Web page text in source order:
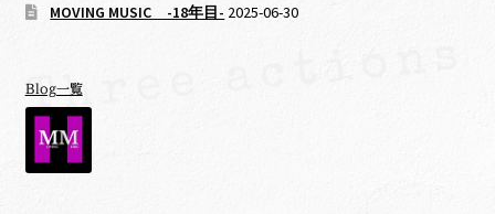
MOVING MUSIC -18年目- 2025-06-30
Blog一覧